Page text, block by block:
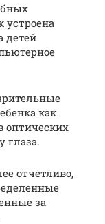
устроена
детей
как
оптических
глаза.
отчетливо,
за